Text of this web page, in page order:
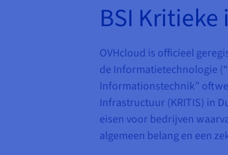
BSI
OVHcloud is officieel
de Informatietechnologie
Informationstechnik”
Infrastructuur (KRITIS) in
eisen voor bedrijven
algemeen belang en een